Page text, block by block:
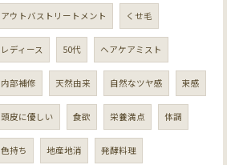
アウトバストリートメント くせ毛
レディース 50代 ヘアケアミスト
内部補修 天然由来 自然なツヤ感 束感
頭皮に優しい 食欲 栄養満点 体調
色持ち 地産地消 発酵料理